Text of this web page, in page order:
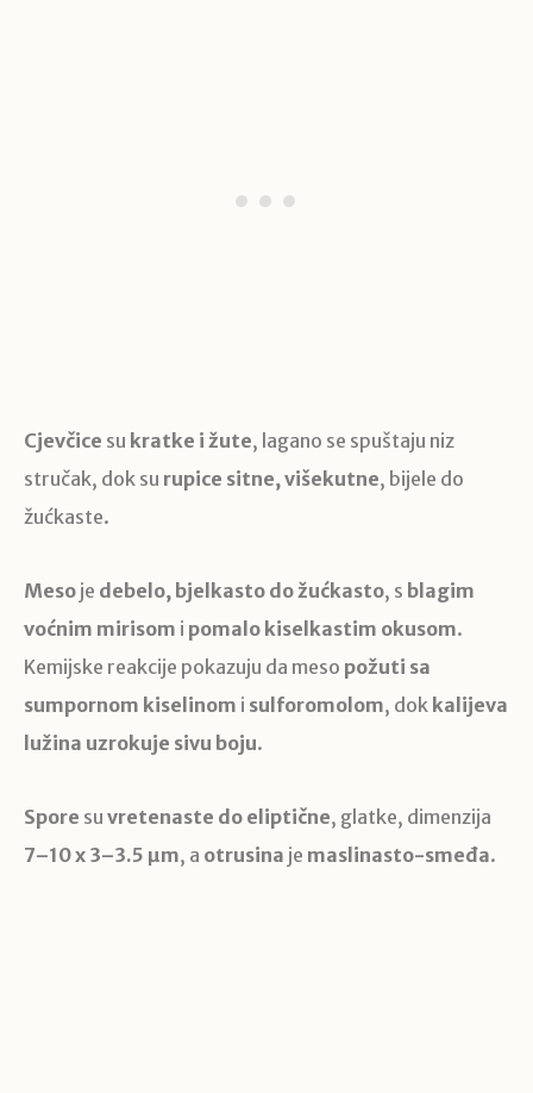
Cjevčice su kratke i žute, lagano se spuštaju niz
stručak, dok su rupice sitne, višekutne, bijele do
žućkaste.
Meso je debelo, bjelkasto do žućkasto, s blagim
voćnim mirisom i pomalo kiselkastim okusom.
Kemijske reakcije pokazuju da meso požuti sa
sumpornom kiselinom i sulforomolom, dok kalijeva
lužina uzrokuje sivu boju.
Spore su vretenaste do eliptične, glatke, dimenzija
7–10 x 3–3.5 µm, a otrusina je maslinasto-smeđa.